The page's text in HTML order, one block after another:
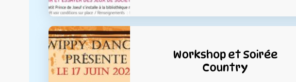
Workshop et Soirée
Country